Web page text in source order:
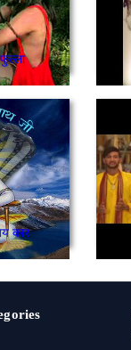
फुल्ला
कार